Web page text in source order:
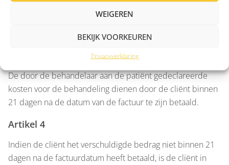
WEIGEREN
BEKIJK VOORKEUREN
Privacyverklaring
redelijkheid en billijkheid aan de cliënt in rekening te
De door de behandelaar aan de patiënt gedeclareerde
kosten voor de behandeling dienen door de cliënt binnen
21 dagen na de datum van de factuur te zijn betaald.
Artikel 4
Indien de cliënt het verschuldigde bedrag niet binnen 21
dagen na de factuurdatum heeft betaald, is de cliënt in